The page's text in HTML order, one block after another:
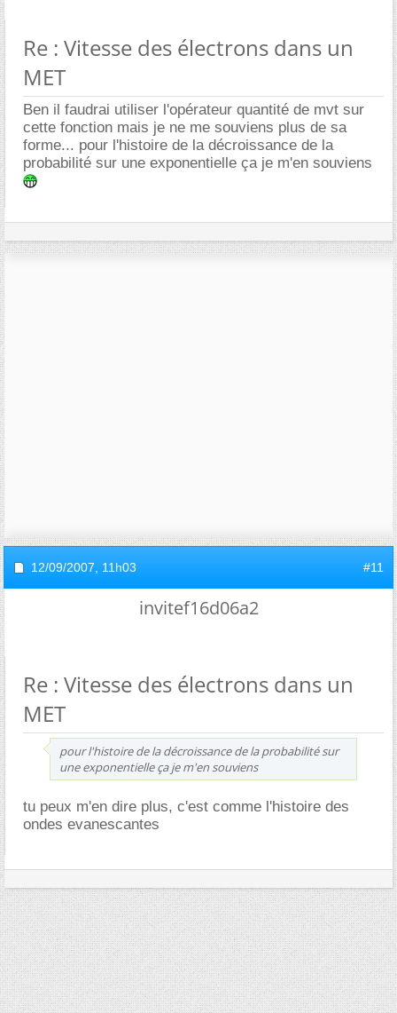
Re : Vitesse des électrons dans un
MET
Ben il faudrai utiliser l'opérateur quantité de mvt sur
cette fonction mais je ne me souviens plus de sa
forme... pour l'histoire de la décroissance de la
probabilité sur une exponentielle ça je m'en souviens
12/09/2007, 11h03 #11
invitef16d06a2
Re : Vitesse des électrons dans un
MET
pour l'histoire de la décroissance de la probabilité sur
une exponentielle ça je m'en souviens
tu peux m'en dire plus, c'est comme l'histoire des
ondes evanescantes